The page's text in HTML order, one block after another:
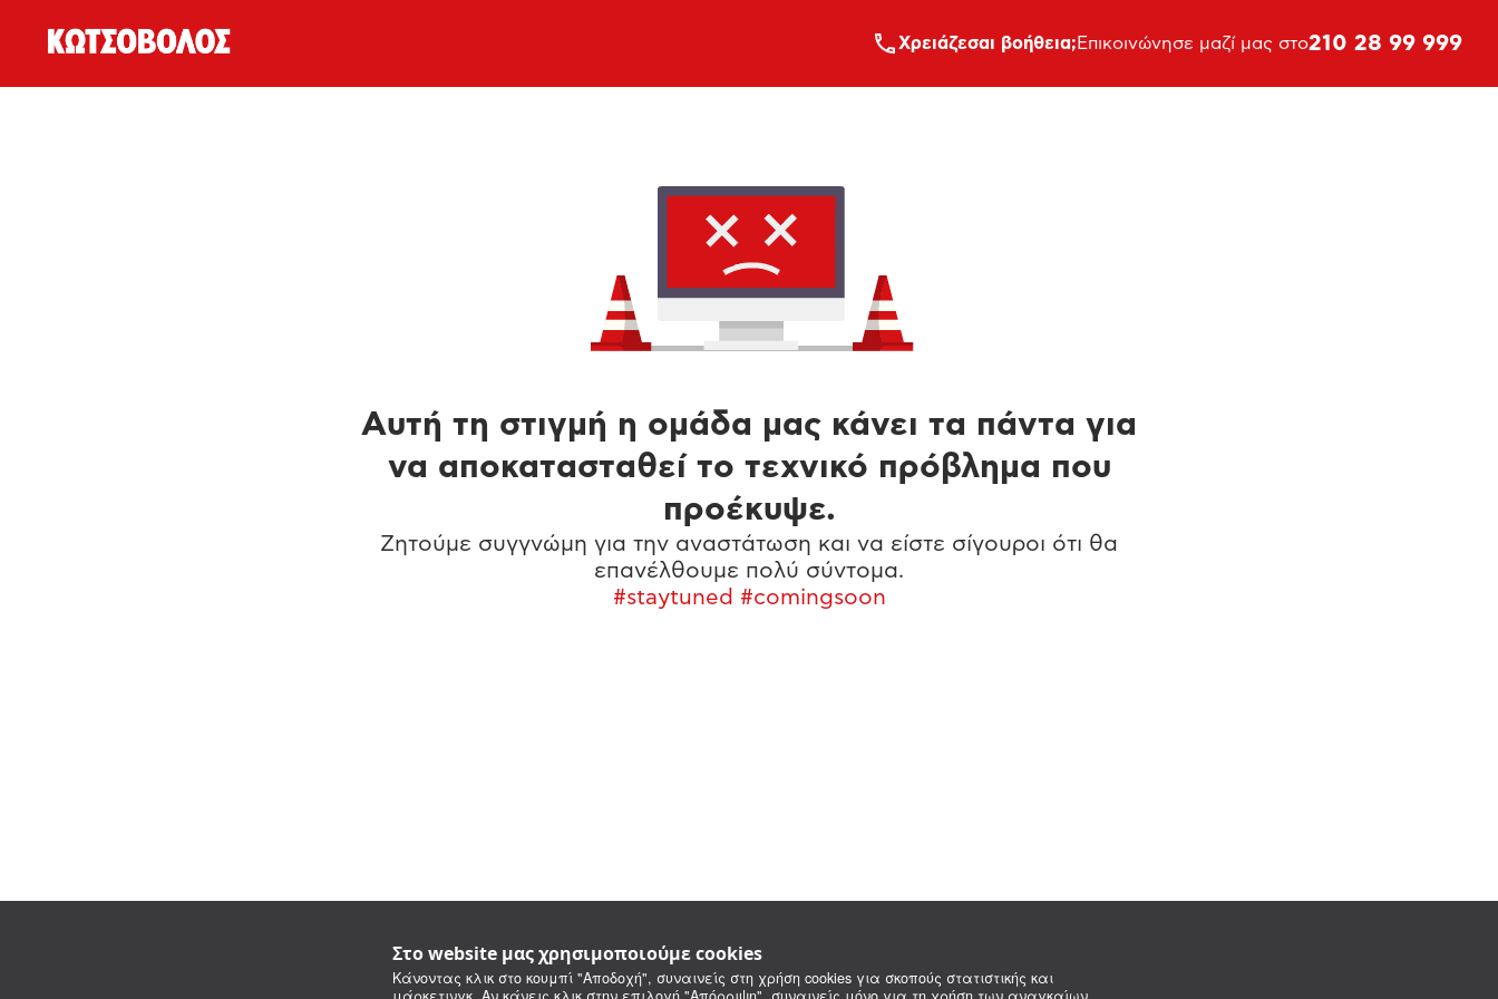
Στο website μας χρησιμοποιούμε cookies
Κάνοντας κλικ στο κουμπί "Αποδοχή", συναινείς στη χρήση cookies για σκοπούς στατιστικής και
Xρειάζεσαι βοήθεια; Επικοινώνησε μαζί μας στο210 28 99 999
Αυτή τη στιγμή η ομάδα μας κάνει τα πάντα για
να αποκατασταθεί το τεχνικό πρόβλημα που
προέκυψε.
Ζητούμε συγγνώμη για την αναστάτωση και να είστε σίγουροι ότι θα
επανέλθουμε πολύ σύντομα.
#staytuned #comingsoon